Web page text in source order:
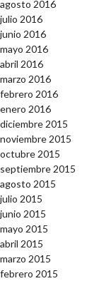
agosto 2016
julio 2016
junio 2016
mayo 2016
abril 2016
marzo 2016
febrero 2016
enero 2016
diciembre 2015
noviembre 2015
octubre 2015
septiembre 2015
agosto 2015
julio 2015
junio 2015
mayo 2015
abril 2015
marzo 2015
febrero 2015